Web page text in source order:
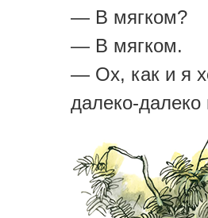
— В мягком?
— В мягком.
— Ох, как и я
далеко-далеко